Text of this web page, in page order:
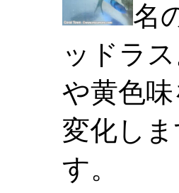
名
ッドラ
や黄色
変化し
す。